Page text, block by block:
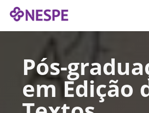
Pós-
em Edição